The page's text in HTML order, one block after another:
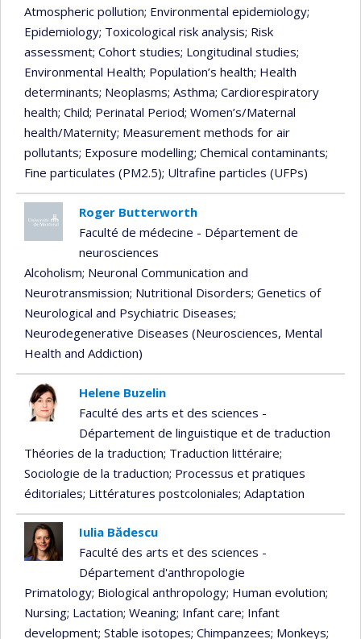
Atmospheric pollution; Environmental epidemiology;
Epidemiology; Toxicological risk analysis; Risk
assessment; Cohort studies; Longitudinal studies;
Environmental Health; Population’s health; Health
determinants; Neoplasms; Asthma; Cardiorespiratory
health; Child; Perinatal Period; Women’s/Maternal
health/Maternity; Measurement methods for air
pollutants; Exposure modelling; Chemical contaminants;
Fine particulates (PM2.5); Ultrafine particles (UFPs)
Roger Butterworth
Faculté de médecine - Département de
neurosciences
Alcoholism; Neuronal Communication and
Neurotransmission; Nutritional Disorders; Genetics of
Neurological and Psychiatric Diseases;
Neurodegenerative Diseases (Neurosciences, Mental
Health and Addiction)
Helene Buzelin
Faculté des arts et des sciences -
Département de linguistique et de traduction
Théories de la traduction; Traduction littéraire;
Sociologie de la traduction; Processus et pratiques
éditoriales; Littératures postcoloniales; Adaptation
Iulia Bădescu
Faculté des arts et des sciences -
Département d'anthropologie
Primatology; Biological anthropology; Human evolution;
Nursing; Lactation; Weaning; Infant care; Infant
development; Stable isotopes; Chimpanzees; Monkeys;